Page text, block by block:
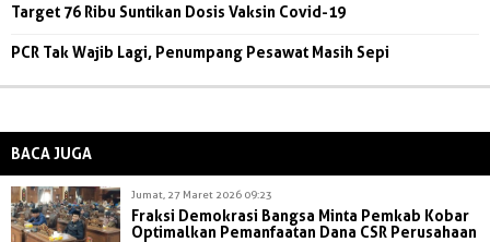
Target 76 Ribu Suntikan Dosis Vaksin Covid-19
PCR Tak Wajib Lagi, Penumpang Pesawat Masih Sepi
BACA JUGA
Jumat, 27 Maret 2026 09:23
Fraksi Demokrasi Bangsa Minta Pemkab Kobar
Optimalkan Pemanfaatan Dana CSR Perusahaan